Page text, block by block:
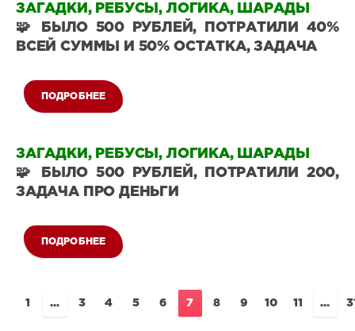
логику
18
ЗАГАДКИ, РЕБУСЫ, ЛОГИКА, ШАРАДЫ
🧩 БЫЛО 500 РУБЛЕЙ, ПОТРАТИЛИ 40%
ВСЕЙ СУММЫ И 50% ОСТАТКА, ЗАДАЧА
логику
30
0
ПОДРОБНЕЕ
ЗАГАДКИ, РЕБУСЫ, ЛОГИКА, ШАРАДЫ
🧩 БЫЛО 500 РУБЛЕЙ, ПОТРАТИЛИ 200,
ЗАДАЧА ПРО ДЕНЬГИ
логику
ПОДРОБНЕЕ
1 ... 3 4 5 6 7 8 9 10 11 ...